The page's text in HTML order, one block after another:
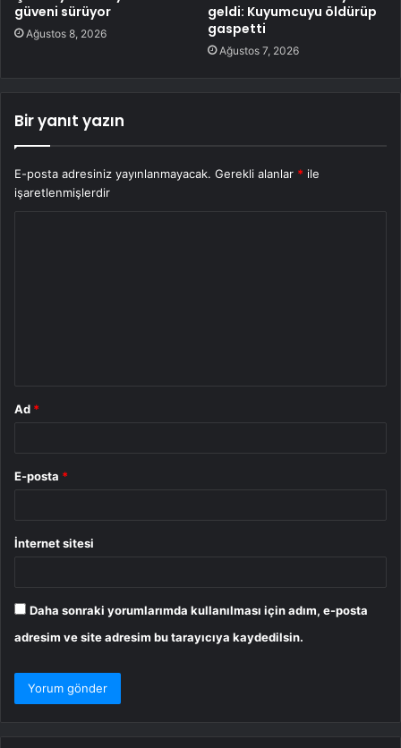
güveni sürüyor
Ağustos 8, 2026
geldi: Kuyumcuyu öldürüp
gaspetti
Ağustos 7, 2026
Bir yanıt yazın
E-posta adresiniz yayınlanmayacak. Gerekli alanlar * ile
işaretlenmişlerdir
Ad *
E-posta *
İnternet sitesi
Daha sonraki yorumlarımda kullanılması için adım, e-posta
adresim ve site adresim bu tarayıcıya kaydedilsin.